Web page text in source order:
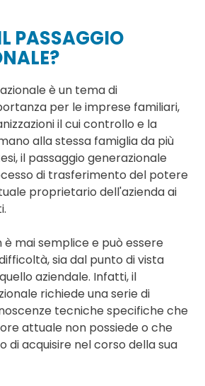
PASSAGGIO
è un tema di
per le imprese familiari,
il cui controllo e la
alla stessa famiglia da più
il passaggio generazionale
di trasferimento del potere
proprietario dell'azienda ai
è mai semplice e può essere
sia dal punto di vista
aziendale. Infatti, il
richiede una serie di
tecniche specifiche che
attuale non possiede o che
di acquisire nel corso della sua